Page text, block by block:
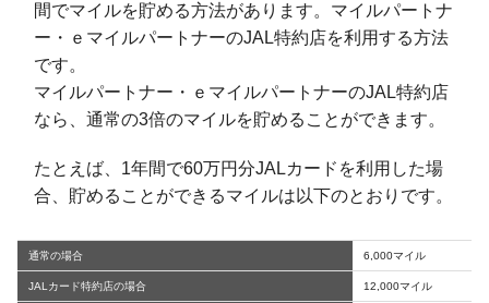
間でマイルを貯める方法があります。マイルパートナ
ー・ｅマイルパートナーのJAL特約店を利用する方法
です。
マイルパートナー・ｅマイルパートナーのJAL特約店
なら、通常の3倍のマイルを貯めることができます。
たとえば、1年間で60万円分JALカードを利用した場
合、貯めることができるマイルは以下のとおりです。
通常の場合 6,000マイル
JALカード特約店の場合 12,000マイル